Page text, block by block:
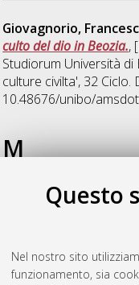
Questo
Nel nostro sito
funzionamento, sia
Giovagnorio,
culto del dio in Beozia.,
Studiorum Università
culture civilta', 32 Ciclo.
10.48676/unibo/
M
Mirizio, Giuditta
tra III e II secolo a.C.:
documentazione
Studiorum Università
culture civilta', 30 Ciclo.
10.6092/unibo/